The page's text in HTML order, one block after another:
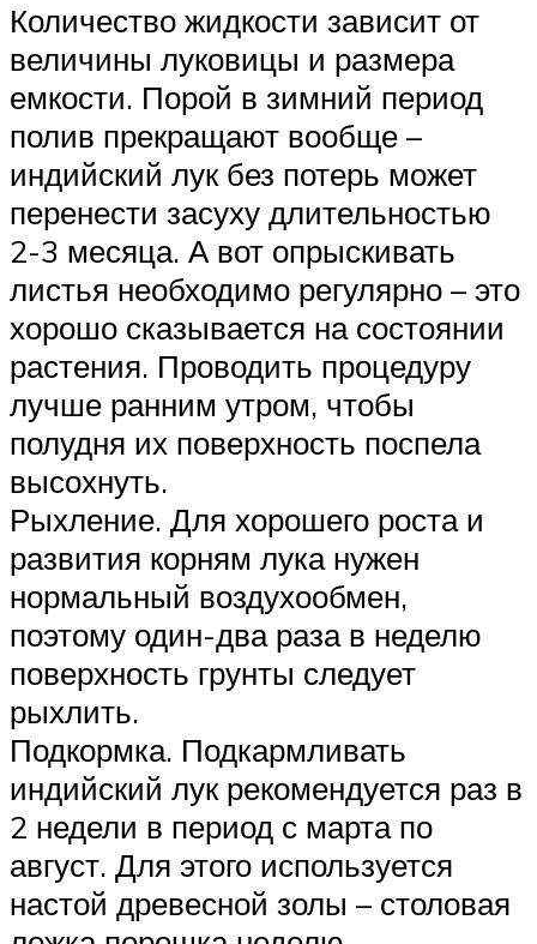
Количество жидкости зависит от
величины луковицы и размера
емкости. Порой в зимний период
полив прекращают вообще –
индийский лук без потерь может
перенести засуху длительностью
2-3 месяца. А вот опрыскивать
листья необходимо регулярно – это
хорошо сказывается на состоянии
растения. Проводить процедуру
лучше ранним утром, чтобы
полудня их поверхность поспела
высохнуть.
Рыхление. Для хорошего роста и
развития корням лука нужен
нормальный воздухообмен,
поэтому один-два раза в неделю
поверхность грунты следует
рыхлить.
Подкормка. Подкармливать
индийский лук рекомендуется раз в
2 недели в период с марта по
август. Для этого используется
настой древесной золы – столовая